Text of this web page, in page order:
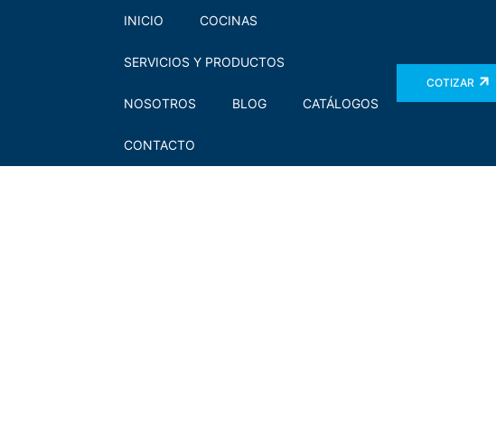
INICIO COCINAS
SERVICIOS Y PRODUCTOS
NOSOTROS BLOG CATÁLOGOS
CONTACTO
COTIZAR